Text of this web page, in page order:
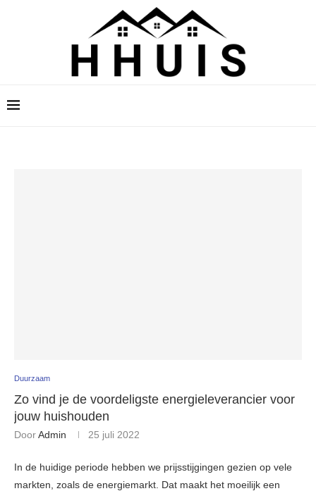
Duurzaam
Zo vind je de voordeligste energieleverancier voor
jouw huishouden
DoorAdmin 25 juli 2022
In de huidige periode hebben we prijsstijgingen gezien op vele
markten, zoals de energiemarkt. Dat maakt het moeilijk een